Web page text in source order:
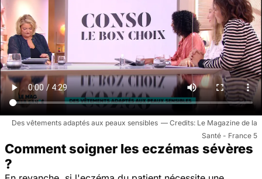
Des vêtements adaptés aux peaux sensibles
Le Magazine de la
Santé - France 5
Comment soigner les eczémas sévères
?